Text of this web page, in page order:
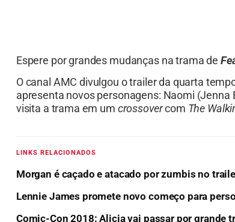
Espere por grandes mudanças na trama de
O canal AMC divulgou o trailer da quarta
apresenta novos personagens: Naomi
visita a trama em um crossovercom The
LINKS RELACIONADOS
Morgan é caçado e atacado por zumbis no
Lennie James promete novo começo para
Comic-Con 2018: Alicia vai passar por grande